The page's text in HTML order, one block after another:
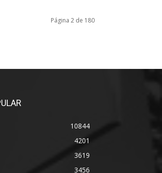
Página 2 de 180
10844
4201
3619
3456